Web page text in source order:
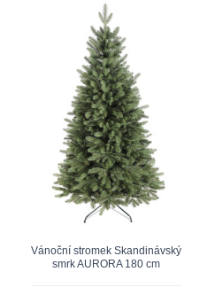
Vánoční stromek Skandinávský
smrk AURORA 180 cm